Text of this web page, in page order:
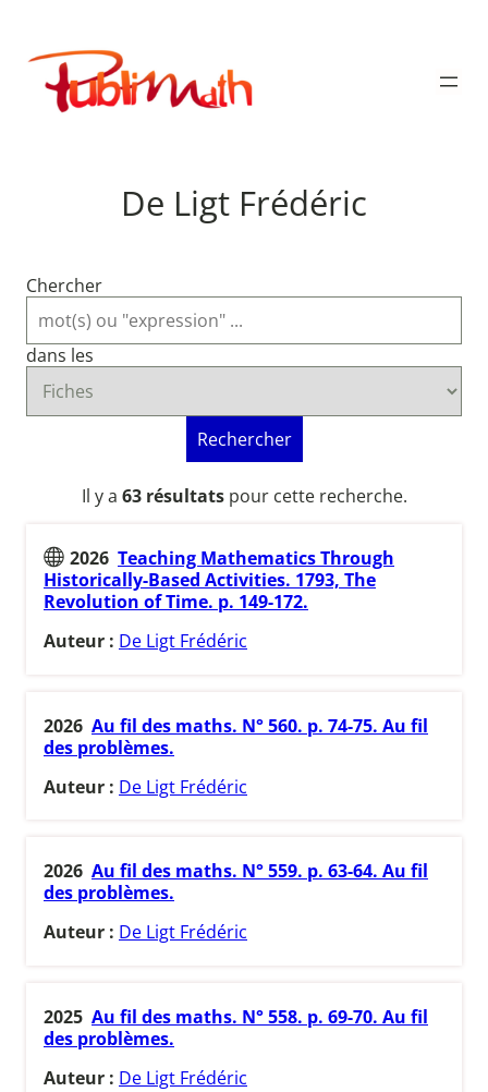
contenu
Publimath
De Ligt Frédéric
Chercher
dans les
Rechercher
Il y a 63 résultatspour cette recherche.
2026 Teaching Mathematics Through
Historically-Based Activities. 1793, The
Revolution of Time. p. 149-172.
Auteur : De Ligt Frédéric
2026 Au fil des maths. N° 560. p. 74-75. Au fil
des problèmes.
Auteur : De Ligt Frédéric
2026 Au fil des maths. N° 559. p. 63-64. Au fil
des problèmes.
Auteur : De Ligt Frédéric
2025 Au fil des maths. N° 558. p. 69-70. Au fil
des problèmes.
Auteur : De Ligt Frédéric